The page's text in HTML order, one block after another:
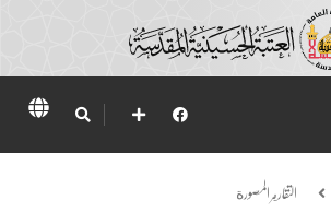
التقارير المصورة